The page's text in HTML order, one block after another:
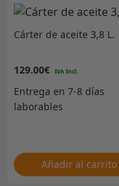
Cárter de aceite 3,8 L.
129.00€
Añadir al carrito